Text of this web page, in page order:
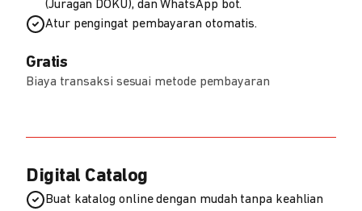
(Juragan DOKU), dan WhatsApp bot.
Atur pengingat pembayaran otomatis.
Gratis
Biaya transaksi sesuai metode pembayaran
Digital Catalog
Buat katalog online dengan mudah tanpa keahlian